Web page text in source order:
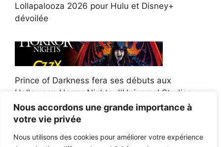
Nous accordons une grande importance à
votre vie privée
Nous utilisons des cookies pour améliorer votre expérience
Lollapalooza 2026 pour Hulu et Disney+
dévoilée
Prince of Darkness fera ses débuts aux
Halloween Horror Nights d'Universal Studios